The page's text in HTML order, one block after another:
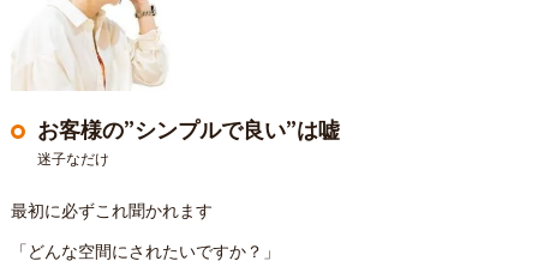
お客様の”シンプルで良い”は嘘
迷子なだけ
最初に必ずこれ聞かれます
「どんな空間にされたいですか？」